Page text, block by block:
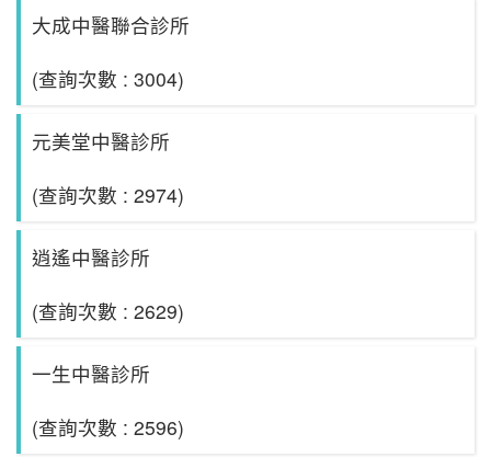
大成中醫聯合診所
(查詢次數 : 3004)
元美堂中醫診所
(查詢次數 : 2974)
逍遙中醫診所
(查詢次數 : 2629)
一生中醫診所
(查詢次數 : 2596)